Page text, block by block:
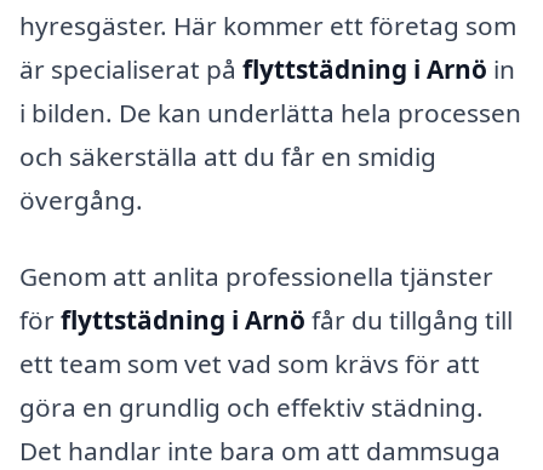
hyresgäster. Här kommer ett företag som
är specialiserat på flyttstädning i Arnö in
i bilden. De kan underlätta hela processen
och säkerställa att du får en smidig
övergång.
Genom att anlita professionella tjänster
förflyttstädning i Arnö får du tillgång till
ett team som vet vad som krävs för att
göra en grundlig och effektiv städning.
Det handlar inte bara om att dammsuga